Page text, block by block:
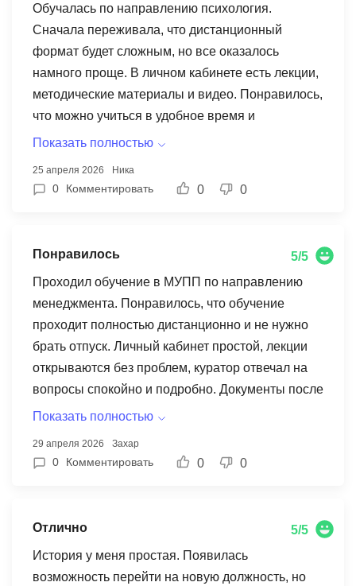
Обучалась по направлению психология.
Сначала переживала, что дистанционный
формат будет сложным, но все оказалось
намного проще. В личном кабинете есть лекции,
методические материалы и видео. Понравилось,
что можно учиться в удобное время и
возвращаться к материалам. После завершения
образца, который можно использовать для
Показать полностью
25 апреля 2026 Ника
0 Комментировать 0 0
Понравилось
5/5
Проходил обучение в МУПП по направлению
менеджмента. Понравилось, что обучение
проходит полностью дистанционно и не нужно
брать отпуск. Личный кабинет простой, лекции
открываются без проблем, куратор отвечал на
вопросы спокойно и подробно. Документы после
окончания обучения пришли аккуратно
Показать полностью
29 апреля 2026 Захар
0 Комментировать 0 0
Отлично
5/5
История у меня простая. Появилась
возможность перейти на новую должность, но